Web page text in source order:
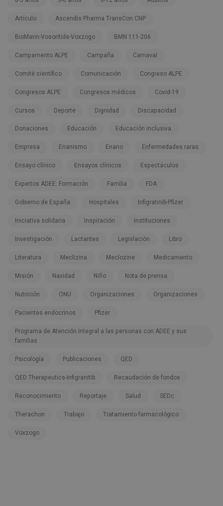
Artículo Ascendis Pharma TransCon CNP
BioMarin-Vosoritide-Voxzogo BMN 111-206
Campamento ALPE Campaña Carnaval
Comité científico Comunicación Congreso ALPE
Congresos ALPE Congresos médicos Covid-19
Cursos Deporte Dignidad Discapacidad
Donaciones Educación Educación inclusiva
Empresa Enanismo Enano Enfermedades raras
Ensayo clínico Ensayos clínicos Espectáculos
Expertos ADEE. Formación Familia FDA
Gobierno de España Hospitales Infigratinib-Pfizer
Iniciativa solidaria Inspiración Instituciones
Investigación Lactantes Legislación Libro
Literatura Meclizina Meclozine Medicamento
Misión Navidad Niño Nota de prensa
Nutrición ONU Organizaciones Organizaciones
Pacientes endocrinos Pfizer
Programa de Atención Integral a las personas con ADEE y sus
familias
Psicología Publicaciones QED
QED Therapeutics-Infigranitib Recaudación de fondos
Reconocimiento Reportaje Salud SEDc
Therachon Trabajo Tratamiento farmacológico
Voxzogo